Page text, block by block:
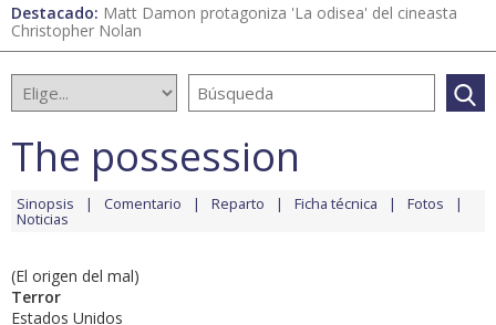
Destacado: Matt Damon protagoniza 'La odisea' del cineasta
Christopher Nolan
The possession
Sinopsis Comentario Reparto Ficha técnica Fotos
Noticias
(El origen del mal)
Terror
Estados Unidos